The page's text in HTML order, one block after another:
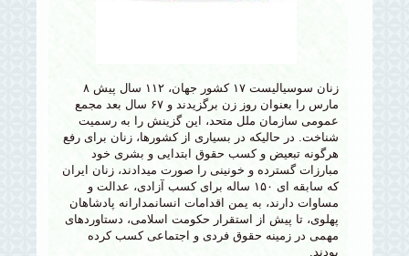
زنان سوسیالیست ۱۷ کشور جهان، ۱۱۲ سال پیش ۸
مارس را بعنوان روز زن برگزیدند و ۶۷ سال بعد مجمع
عمومی سازمان ملل متحد، این گزینش را به رسمیت
شناخت. در حالیکه در بسیاری از کشورها، زنان برای رفع
هرگونه تبعیض و کسب حقوق ابتدایی و بشری خود
مبارزات گسترده و خونینی را صورت میدادند، زنان ایران
که سابقه ای ۱۵۰ ساله برای کسب آزادی، عدالت و
مساوات دارند، به یمن اقدامات انسانمدارانه پادشاهان
پهلوی، تا پیش از استقرار حکومت اسلامی، دستاوردهای
مهمی در زمینه حقوق فردی و اجتماعی کسب کرده
بودند.